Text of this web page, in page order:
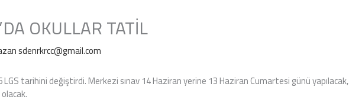
OKULLAR TATİL
sdenrkrcc@gmail.com
LGS tarihini değiştirdi. Merkezi sınav 14 Haziran yerine 13 Haziran Cumartesi günü yapılacak,